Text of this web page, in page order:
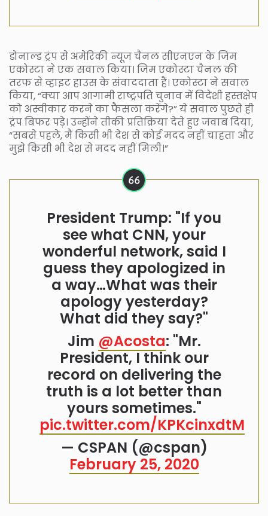
डोनाल्ड ट्रंप से अमेरिकी न्यूज चैनल सीएनएन के जिम
एकोस्टा ने एक सवाल किया। जिम एकोस्टा चैनल की
तरफ से व्हाइट हाउस के संवाददाता हैं। एकोस्टा ने सवाल
किया, “क्या आप आगामी राष्ट्रपति चुनाव में विदेशी हस्तक्षेप
को अस्वीकार करने का फैसला करेंगे?” ये सवाल पुछते ही
ट्रंप बिफर पड़े। उन्होंने तीकी प्रतिक्रिया देते हुए जवाब दिया,
“सबसे पहले, मैं किसी भी देश से कोई मदद नहीं चाहता और
मुझे किसी भी देश से मदद नहीं मिली।”
President Trump: "If you
see what CNN, your
wonderful network, said I
guess they apologized in
a way…What was their
apology yesterday?
What did they say?"
Jim @Acosta: "Mr.
President, I think our
record on delivering the
truth is a lot better than
yours sometimes."
pic.twitter.com/KPKcinxdtM
— CSPAN (@cspan)
February 25, 2020